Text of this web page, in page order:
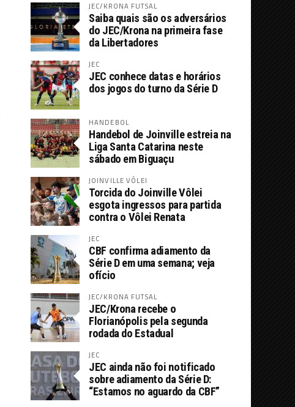
JEC/KRONA FUTSAL
Saiba quais são os adversários
do JEC/Krona na primeira fase
da Libertadores
JEC
JEC conhece datas e horários
dos jogos do turno da Série D
HANDEBOL
Handebol de Joinville estreia na
Liga Santa Catarina neste
sábado em Biguaçu
JOINVILLE VÔLEI
Torcida do Joinville Vôlei
esgota ingressos para partida
contra o Vôlei Renata
JEC
CBF confirma adiamento da
Série D em uma semana; veja
ofício
JEC/KRONA FUTSAL
JEC/Krona recebe o
Florianópolis pela segunda
rodada do Estadual
JEC
JEC ainda não foi notificado
sobre adiamento da Série D:
“Estamos no aguardo da CBF”